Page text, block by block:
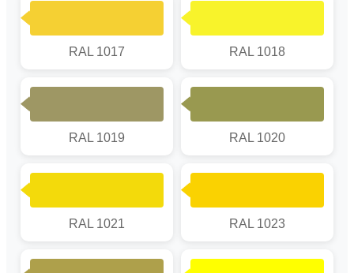
RAL 1017 RAL 1018
RAL 1019 RAL 1020
RAL 1021 RAL 1023